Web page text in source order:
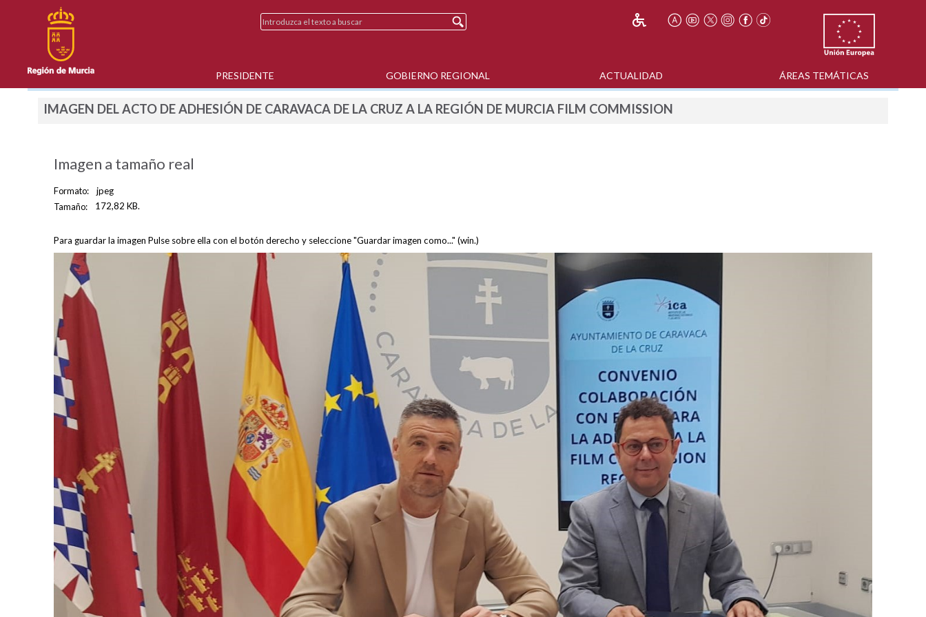
PRESIDENTE GOBIERNO REGIONAL ACTUALIDAD ÁREAS TEMÁTICAS
IMAGEN DEL ACTO DE ADHESIÓN DE CARAVACA DE LA CRUZ A LA REGIÓN DE MURCIA FILM COMMISSION
Imagen a tamaño real
Formato:
jpeg
Tamaño:
172,82 KB.
Para guardar la imagen Pulse sobre ella con el botón derecho y seleccione "Guardar imagen como..." (win.)